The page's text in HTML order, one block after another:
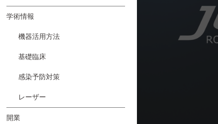
学術情報
機器活用方法
基礎臨床
感染予防対策
レーザー
開業